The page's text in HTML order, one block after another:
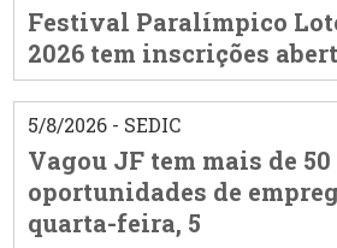
Festival Paralímpico
2026 tem inscrições
5/8/2026 - SEDIC
Vagou JF tem mais de
oportunidades de
quarta-feira, 5